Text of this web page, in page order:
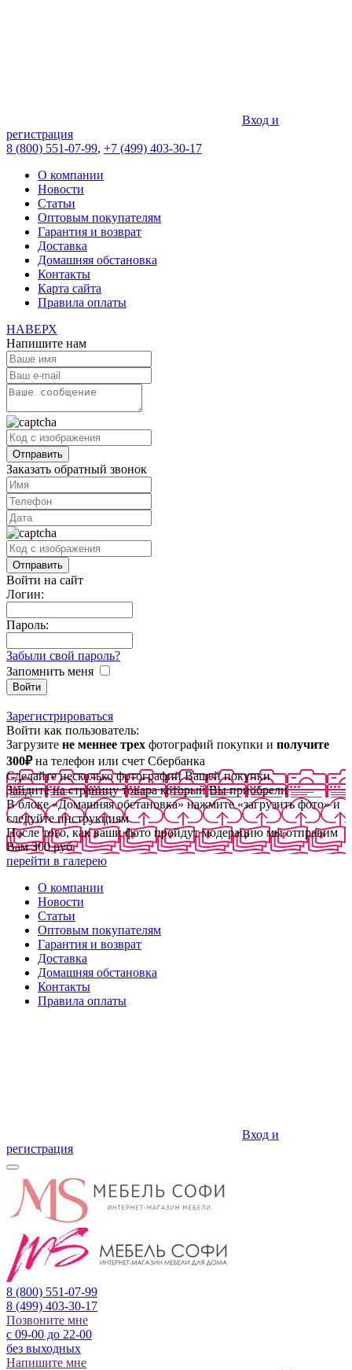
Вход и
регистрация
8 (800) 551-07-99, +7 (499) 403-30-17
О компании
Новости
Статьи
Оптовым покупателям
Гарантия и возврат
Доставка
Домашняя обстановка
Контакты
Карта сайта
Правила оплаты
НАВЕРХ
Напишите нам
Заказать обратный звонок
Войти на сайт
Логин:
Пароль:
Забыли свой пароль?
Запомнить меня
Зарегистрироваться
Войти как пользователь:
Загрузите не меннее трех фотографий покупки и получите
300₽на телефон или счет Сбербанка
Сделайте несколько фотографий Вашей покупки
Зайдите на страницу товара который Вы приобрели
В блоке «Домашняя обстановка» нажмите «загрузить фото» и
следуйте инструкциям
После того, как ваши фото пройдут модерацию мы отправим
Вам 300 руб
перейти в галерею
О компании
Новости
Статьи
Оптовым покупателям
Гарантия и возврат
Доставка
Домашняя обстановка
Контакты
Правила оплаты
Вход и
регистрация
8 (800) 551-07-99
8 (499) 403-30-17
Позвоните мне
с 09-00 до 22-00
без выходных
Напишите мне